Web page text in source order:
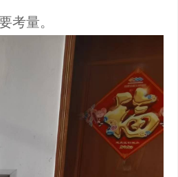
考量。